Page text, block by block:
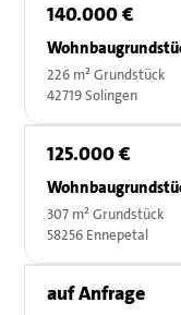
140.000 €
226 m² Grundstück
42719 Solingen
125.000 €
307 m² Grundstück
58256 Ennepetal
auf Anfrage